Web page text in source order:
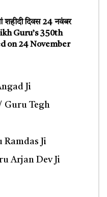
दिवस 24 नवंबर
Guru’s 350th
on 24 November
Ji
Guru Tegh
Ramdas Ji
Arjan Dev Ji